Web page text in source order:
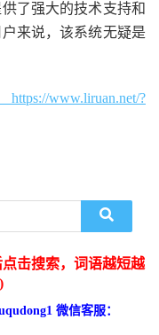
了强大的技术支持和
来说，该系统无疑是
www.liruan.net/?
击搜索，词语越短越
微信客服：